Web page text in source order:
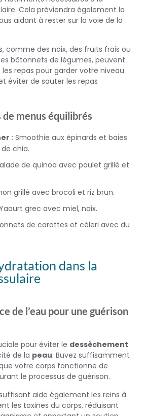
Cela préviendra également la
aidant à rester sur la voie de la
comme des noix, des fruits frais ou
bâtonnets de légumes, peuvent
repas pour garder votre niveau
éviter de sauter les repas
de menus équilibrés
: Smoothie aux épinards et baies
chia.
de quinoa avec poulet grillé et
grillé avec brocoli et riz brun.
grec avec miel, noix.
de carottes et céleri avec du
dans la
de l’eau pour une guérison
pour éviter le dessèchement
de la peau. Buvez suffisamment
votre corps fonctionne de
le processus de guérison.
aide également les reins à
les toxines du corps, réduisant